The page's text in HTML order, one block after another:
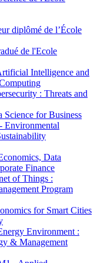
diplômé de l’École
de l'Ecole
Intelligence and
: Threats and
for Business
Environmental
Data
Finance
of Things :
Program
for Smart Cities
Environment :
& Management